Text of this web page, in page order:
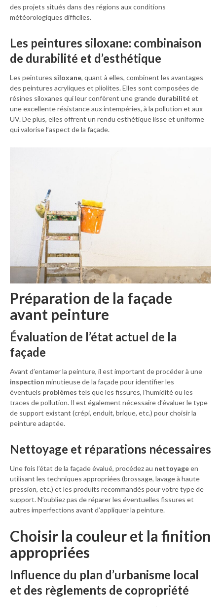
des projets situés dans des régions aux conditions
météorologiques difficiles.
Les peintures siloxane: combinaison
de durabilité et d’esthétique
Les peintures siloxane, quant à elles, combinent les avantages
des peintures acryliques et pliolites. Elles sont composées de
résines siloxanes qui leur confèrent une grande durabilitéet
une excellente résistance aux intempéries, à la pollution et aux
UV. De plus, elles offrent un rendu esthétique lisse et uniforme
qui valorise l’aspect de la façade.
Préparation de la façade
avant peinture
Évaluation de l’état actuel de la
façade
Avant d’entamer la peinture, il est important de procéder à une
inspection minutieuse de la façade pour identifier les
éventuels problèmes tels que les fissures, l’humidité ou les
traces de pollution. Il est également nécessaire d’évaluer le type
de support existant (crépi, enduit, brique, etc.) pour choisir la
peinture adaptée.
Nettoyage et réparations nécessaires
Une fois l’état de la façade évalué, procédez au nettoyageen
utilisant les techniques appropriées (brossage, lavage à haute
pression, etc.) et les produits recommandés pour votre type de
support. N’oubliez pas de réparer les éventuelles fissures et
autres imperfections avant d’appliquer la peinture.
Choisir la couleur et la finition
appropriées
Influence du plan d’urbanisme local
et des règlements de copropriété